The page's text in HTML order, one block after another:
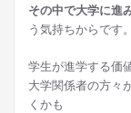
その中で大学に進
う気持ちからです。
学生が進学する価
大学関係者の方々
くかも